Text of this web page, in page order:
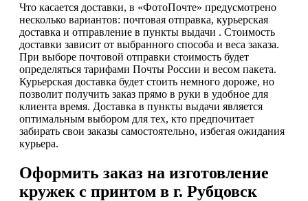
Что касается доставки, в «ФотоПочте» предусмотрено
несколько вариантов: почтовая отправка, курьерская
доставка и отправление в пункты выдачи . Стоимость
доставки зависит от выбранного способа и веса заказа.
При выборе почтовой отправки стоимость будет
определяться тарифами Почты России и весом пакета.
Курьерская доставка будет стоить немного дороже, но
позволит получить заказ прямо в руки в удобное для
клиента время. Доставка в пункты выдачи является
оптимальным выбором для тех, кто предпочитает
забирать свои заказы самостоятельно, избегая ожидания
курьера.
Оформить заказ на изготовление
кружек с принтом в г. Рубцовск